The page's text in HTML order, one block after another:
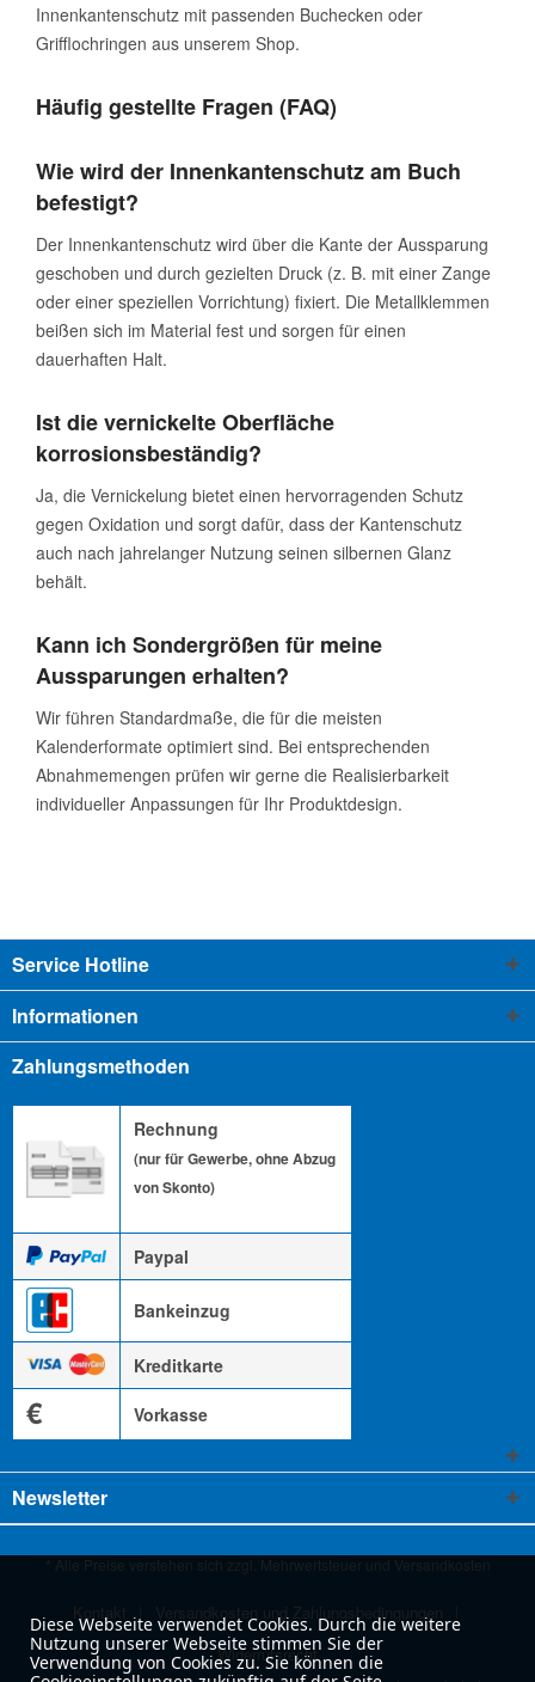
Innenkantenschutz mit passenden Buchecken oder
Grifflochringen aus unserem Shop.
Häufig gestellte Fragen (FAQ)
Wie wird der Innenkantenschutz am Buch
befestigt?
Der Innenkantenschutz wird über die Kante der Aussparung
geschoben und durch gezielten Druck (z. B. mit einer Zange
oder einer speziellen Vorrichtung) fixiert. Die Metallklemmen
beißen sich im Material fest und sorgen für einen
dauerhaften Halt.
Ist die vernickelte Oberfläche
korrosionsbeständig?
Ja, die Vernickelung bietet einen hervorragenden Schutz
gegen Oxidation und sorgt dafür, dass der Kantenschutz
auch nach jahrelanger Nutzung seinen silbernen Glanz
behält.
Kann ich Sondergrößen für meine
Aussparungen erhalten?
Wir führen Standardmaße, die für die meisten
Kalenderformate optimiert sind. Bei entsprechenden
Abnahmemengen prüfen wir gerne die Realisierbarkeit
individueller Anpassungen für Ihr Produktdesign.
Service Hotline
Informationen
Zahlungsmethoden
Rechnung
(nur für Gewerbe, ohne Abzug
von Skonto)
Paypal
Bankeinzug
Kreditkarte
€ Vorkasse
Newsletter
* Alle Preise verstehen sich zzgl. Mehrwertsteuer und Versandkosten
Kontakt
Versandkosten und Zahlungsbedingungen
Widerrufsrecht
Diese Webseite verwendet Cookies. Durch die weitere
Nutzung unserer Webseite stimmen Sie der
Verwendung von Cookies zu. Sie können die